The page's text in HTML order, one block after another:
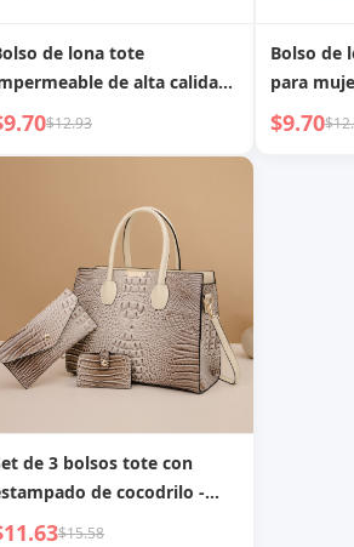
de lona tote
de alta calidad
mujer, bolso de mano
y portátil,
$12.93
Bolso de
para
portátil,
$9.70
de 3 bolsos tote con
de cocodrilo -
capacidad, bolso de
$15.58